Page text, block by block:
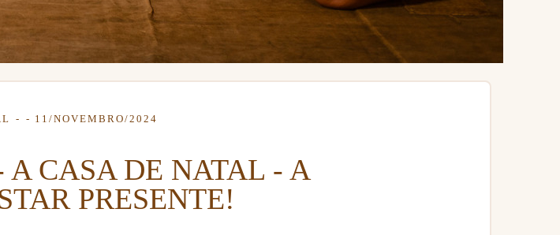
11/NOVEMBRO/2024
A CASA DE NATAL - A
PRESENTE!